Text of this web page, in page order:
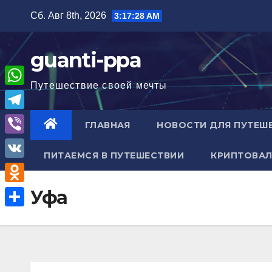
содержимому
Сб. Авг 8th, 2026 3:17:29 AM
guanti-ppa
Путешествие своей мечты
ГЛАВНАЯ НОВОСТИ ДЛЯ
ПИТАЕМСЯ В ПУТЕШЕСТВИИ
Уфа
W
h
a
A
T
e
l
e
g
V
i
b
e
V
K
O